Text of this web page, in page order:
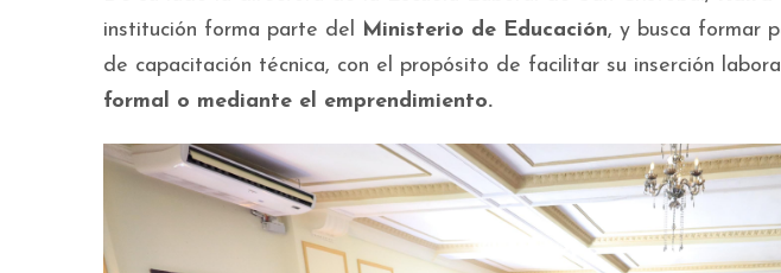
institución forma parte del Ministerio de Educación, y busca formar
de capacitación técnica, con el propósito de facilitar su inserción
formal o mediante el emprendimiento.